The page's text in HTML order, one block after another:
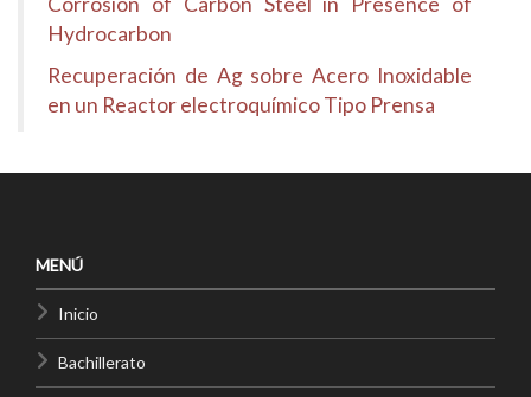
Hydrocarbon
Recuperación de Ag sobre Acero Inoxidable
en un Reactor electroquímico Tipo Prensa
MENÚ
Inicio
Bachillerato